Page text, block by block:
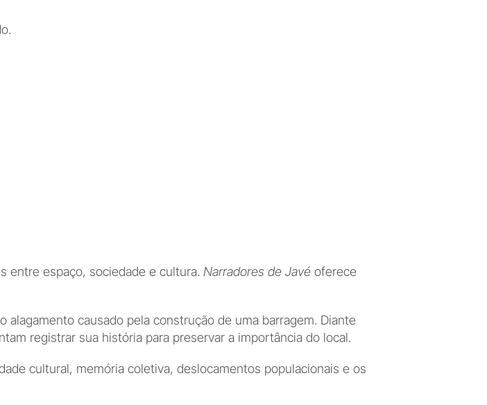
entre espaço, sociedade e cultura. Narradores de Javé oferece
causado pela construção de uma barragem. Diante
registrar sua história para preservar a importância do local.
cultural, memória coletiva, deslocamentos populacionais e os